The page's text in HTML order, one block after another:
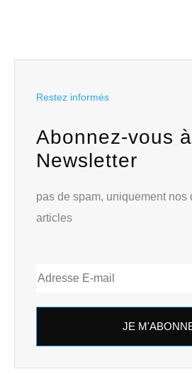
Restez informés
Abonnez-vous
Newsletter
pas de spam, uniquement nos
articles
JE